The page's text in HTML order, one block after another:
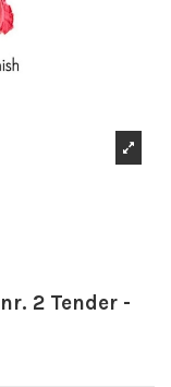
2 Tender -